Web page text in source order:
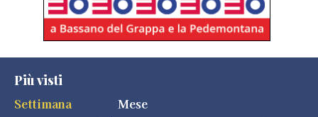
Più visti
Settimana
Mese